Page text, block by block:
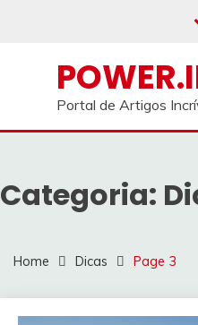
Portal de Artigos
Categoria:
Home Dicas Page 3